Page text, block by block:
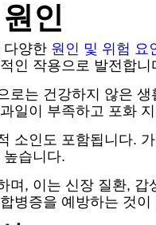
인
다양한 원인 및 위험 요
인 작용으로 발전합니
로는 건강하지 않은
일이 부족하고 포화
소인도 포함됩니다.
습니다.
며, 이는 신장 질환,
병증을 예방하는 것이